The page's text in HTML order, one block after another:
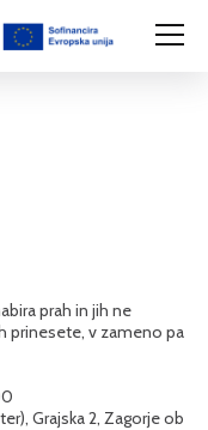
prah in jih ne
prinesete, v zameno pa
Grajska 2, Zagorje ob